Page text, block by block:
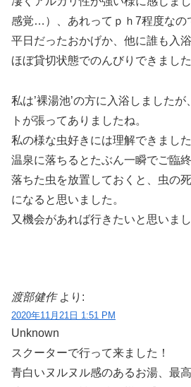
感覚…）、あれってｐｈ7程度なの
平日だったおかげか、他に誰も入
ほぼ貸切状態でのんびりできました
私は’裸湯池’の方に入浴しました
トが張ってありましたね。
私の様な虫好きには理解できまし
温泉に落ちるとたぶん一瞬でご臨
落ちた虫を放置しておくと、虫の
になると思いました。
又機会があれば行きたいと思いまし
渡部健作 より:
2020年11月21日 1:51 PM
Unknown
スクーターで行って来ました！
青白いヌルヌル感のあるお湯、最高